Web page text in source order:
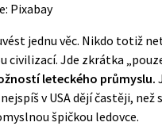
Pixabay
jednu věc. Nikdo totiž
civilizací. Jde zkrátka
leteckého průmyslu.
v USA dějí častěji,
špičkou ledovce.